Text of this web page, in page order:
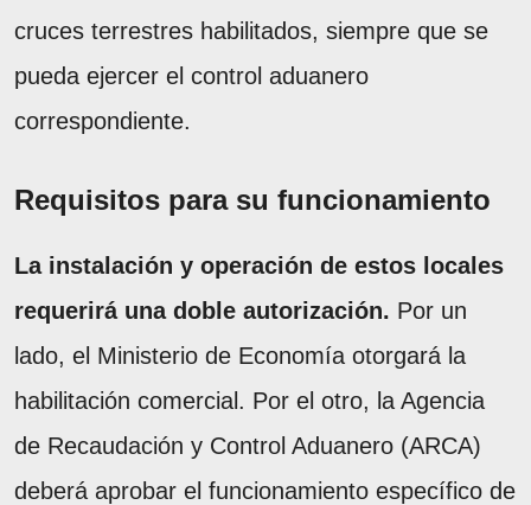
cruces terrestres habilitados, siempre que se
pueda ejercer el control aduanero
correspondiente.
Requisitos para su funcionamiento
La instalación y operación de estos locales
requerirá una doble autorización. Por un
lado, el Ministerio de Economía otorgará la
habilitación comercial. Por el otro, la Agencia
de Recaudación y Control Aduanero (ARCA)
deberá aprobar el funcionamiento específico de